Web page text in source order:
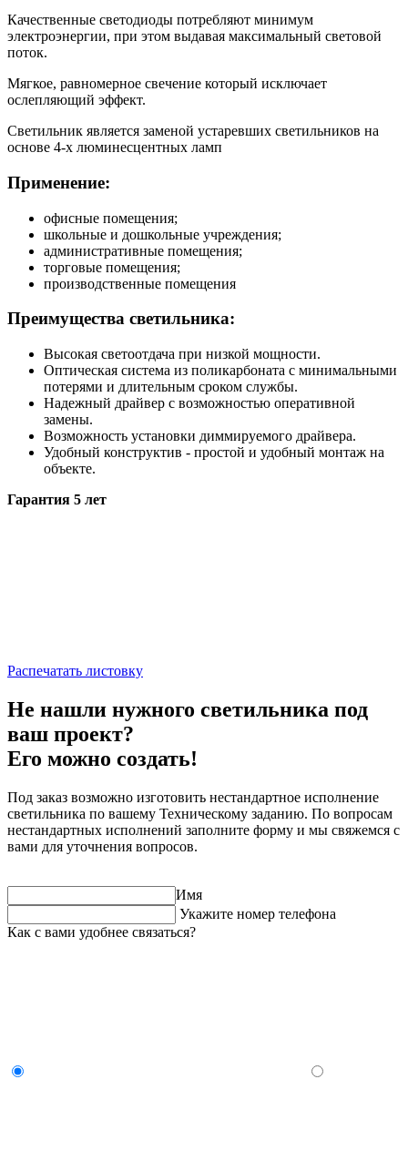
Качественные светодиоды потребляют минимум
электроэнергии, при этом выдавая максимальный световой
поток.
Мягкое, равномерное свечение который исключает
ослепляющий эффект.
Светильник является заменой устаревших светильников на
основе 4-х люминесцентных ламп
Применение:
офисные помещения;
школьные и дошкольные учреждения;
административные помещения;
торговые помещения;
производственные помещения
Преимущества светильника:
Высокая светоотдача при низкой мощности.
Оптическая система из поликарбоната с минимальными
потерями и длительным сроком службы.
Надежный драйвер с возможностью оперативной
замены.
Возможность установки диммируемого драйвера.
Удобный конструктив - простой и удобный монтаж на
объекте.
Гарантия 5 лет
Распечатать листовку
Не нашли нужного светильника под
ваш проект?
Его можно создать!
Под заказ возможно изготовить нестандартное исполнение
светильника по вашему Техническому заданию. По вопросам
нестандартных исполнений заполните форму и мы свяжемся с
вами для уточнения вопросов.
Имя
Укажите номер телефона
Как с вами удобнее связаться?